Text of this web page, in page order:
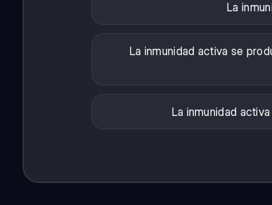
La
La inmunidad activa se
La inmunidad